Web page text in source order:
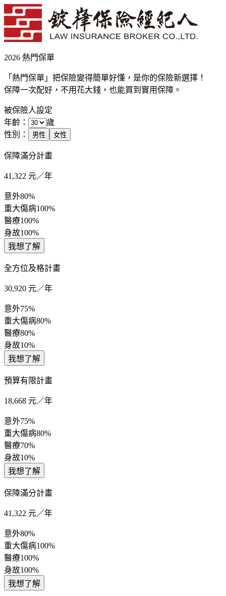
2026 熱門保單
「熱門保單」把保險變得簡單好懂，是你的保險新選擇！
保障一次配好，不用花大錢，也能買到實用保障。
被保險人設定
年齡：
歲
性別：
男性 女性
保障滿分計畫
41,322 元／年
意外80%
重大傷病100%
醫療100%
身故100%
我想了解
全方位及格計畫
30,920 元／年
意外75%
重大傷病80%
醫療80%
身故10%
我想了解
預算有限計畫
18,668 元／年
意外75%
重大傷病80%
醫療70%
身故10%
我想了解
保障滿分計畫
41,322 元／年
意外80%
重大傷病100%
醫療100%
身故100%
我想了解